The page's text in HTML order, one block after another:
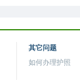
其它问题
如何办理护照